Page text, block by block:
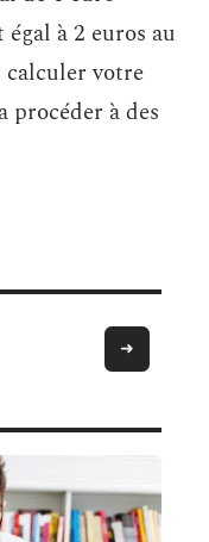
à 2 euros au
calculer votre
procéder à des